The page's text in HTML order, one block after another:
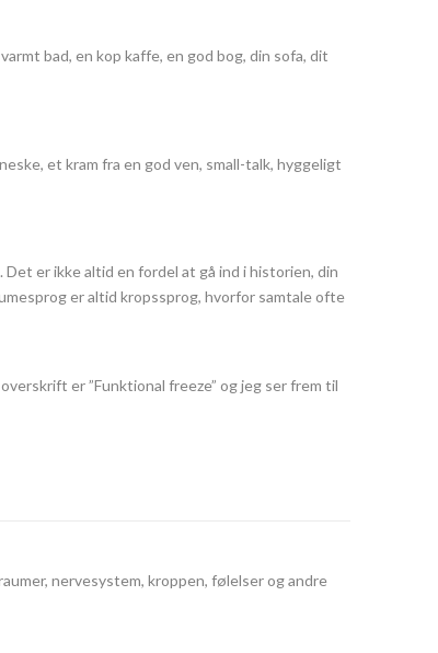
bad, en kop kaffe, en god bog, din sofa, dit
et kram fra en god ven, small-talk, hyggeligt
er ikke altid en fordel at gå ind i historien, din
er altid kropssprog, hvorfor samtale ofte
er ”Funktional freeze” og jeg ser frem til
nervesystem, kroppen, følelser og andre